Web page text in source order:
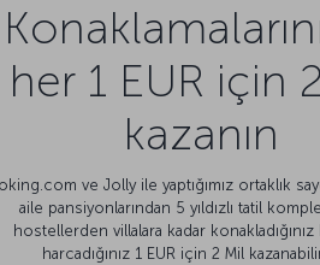
her 1 EUR için
kazanın
ve Jolly ile yaptığımız ortaklık
aile pansiyonlarından 5 yıldızlı tatil
hostellerden villalara kadar
harcadığınız 1 EUR için 2 Mil